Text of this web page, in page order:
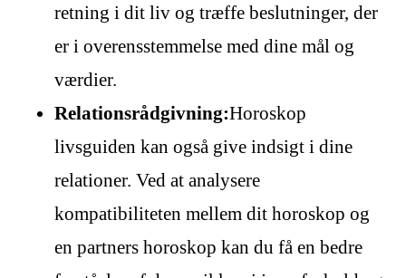
retning i dit liv og træffe beslutninger, der
er i overensstemmelse med dine mål og
værdier.
Relationsrådgivning:Horoskop
livsguiden kan også give indsigt i dine
relationer. Ved at analysere
kompatibiliteten mellem dit horoskop og
en partners horoskop kan du få en bedre